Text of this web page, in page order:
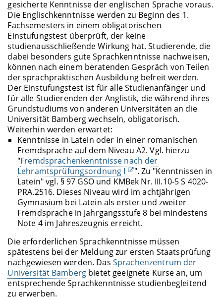
gesicherte Kenntnisse der englischen Sprache voraus.
Die Englischkenntnisse werden zu Beginn des 1.
Fachsemesters in einem obligatorischen
Einstufungstest überprüft, der keine
studienausschließende Wirkung hat. Studierende, die
dabei besonders gute Sprachkenntnisse nachweisen,
können nach einem beratenden Gespräch von Teilen
der sprachpraktischen Ausbildung befreit werden.
Der Einstufungstest ist für alle Studienanfänger und
für alle Studierenden der Anglistik, die während ihres
Grundstudiums von anderen Universitäten an die
Universität Bamberg wechseln, obligatorisch.
Weiterhin werden erwartet:
Kenntnisse in Latein oder in einer romanischen
Fremdsprache auf dem Niveau A2. Vgl. hierzu
"Fremdsprachenkenntnisse nach der
Lehramtsprüfungsordnung I
". Zu "Kenntnissen in
Latein" vgl. § 97 GSO und KMBek Nr. III.10-5 S 4020-
PRA.2516. Dieses Niveau wird im achtjährigen
Gymnasium bei Latein als erster und zweiter
Fremdsprache in Jahrgangsstufe 8 bei mindestens
Note 4 im Jahreszeugnis erreicht.
Die erforderlichen Sprachkenntnisse müssen
spätestens bei der Meldung zur ersten Staatsprüfung
nachgewiesen werden. Das Sprachenzentrum der
Universität Bamberg bietet geeignete Kurse an, um
entsprechende Sprachkenntnisse studienbegleitend
zu erwerben.